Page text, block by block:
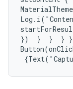
})  }  }  } }